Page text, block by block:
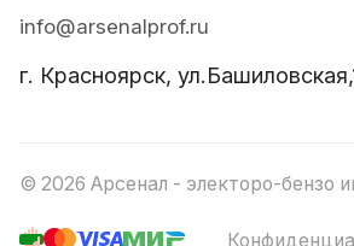
info@arsenalprof.ru
г. Красноярск,
© 2026 Арсенал - электоро-бензо